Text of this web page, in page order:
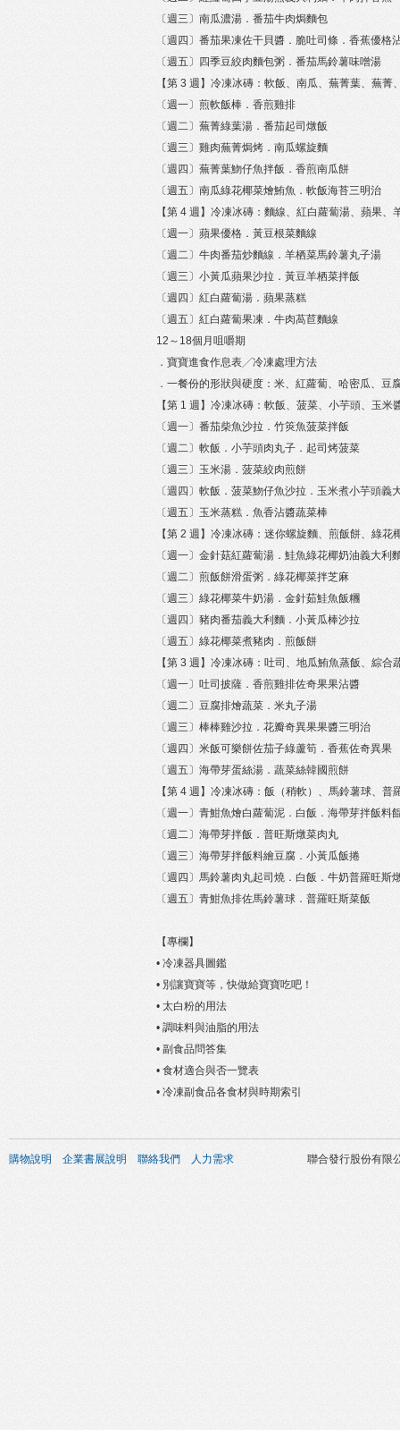
〔週三〕南瓜濃湯．番茄牛肉焗麵包
〔週四〕番茄果凍佐干貝醬．脆吐司條．香蕉優格
〔週五〕四季豆絞肉麵包粥．番茄馬鈴薯味噌湯
【第 3 週】冷凍冰磚：軟飯、南瓜、蕪菁葉、蕪菁
〔週一〕煎軟飯棒．香煎雞排
〔週二〕蕪菁綠葉湯．番茄起司燉飯
〔週三〕雞肉蕪菁焗烤．南瓜螺旋麵
〔週四〕蕪菁葉魩仔魚拌飯．香煎南瓜餅
〔週五〕南瓜綠花椰菜燴鮪魚．軟飯海苔三明治
【第 4 週】冷凍冰磚：麵線、紅白蘿蔔湯、蘋果
〔週一〕蘋果優格．黃豆根菜麵線
〔週二〕牛肉番茄炒麵線．羊栖菜馬鈴薯丸子湯
〔週三〕小黃瓜蘋果沙拉．黃豆羊栖菜拌飯
〔週四〕紅白蘿蔔湯．蘋果蒸糕
〔週五〕紅白蘿蔔果凍．牛肉萵苣麵線
12～18個月咀嚼期
．寶寶進食作息表╱冷凍處理方法
．一餐份的形狀與硬度：米、紅蘿蔔、哈密瓜、豆
【第 1 週】冷凍冰磚：軟飯、菠菜、小芋頭、玉米
〔週一〕番茄柴魚沙拉．竹筴魚菠菜拌飯
〔週二〕軟飯．小芋頭肉丸子．起司烤菠菜
〔週三〕玉米湯．菠菜絞肉煎餅
〔週四〕軟飯．菠菜魩仔魚沙拉．玉米煮小芋頭義
〔週五〕玉米蒸糕．魚香沾醬蔬菜棒
【第 2 週】冷凍冰磚：迷你螺旋麵、煎飯餅、綠
〔週一〕金針菇紅蘿蔔湯．鮭魚綠花椰奶油義大利
〔週二〕煎飯餅滑蛋粥．綠花椰菜拌芝麻
〔週三〕綠花椰菜牛奶湯．金針茹鮭魚飯糰
〔週四〕豬肉番茄義大利麵．小黃瓜棒沙拉
〔週五〕綠花椰菜煮豬肉．煎飯餅
【第 3 週】冷凍冰磚：吐司、地瓜鮪魚蒸飯、綜
〔週一〕吐司披薩．香煎雞排佐奇果果沾醬
〔週二〕豆腐排燴蔬菜．米丸子湯
〔週三〕棒棒雞沙拉．花瓣奇異果果醬三明治
〔週四〕米飯可樂餅佐茄子綠蘆筍．香蕉佐奇異果
〔週五〕海帶芽蛋絲湯．蔬菜絲韓國煎餅
【第 4 週】冷凍冰磚：飯（稍軟）、馬鈴薯球、
〔週一〕青魽魚燴白蘿蔔泥．白飯．海帶芽拌飯料
〔週二〕海帶芽拌飯．普旺斯燉菜肉丸
〔週三〕海帶芽拌飯料繪豆腐．小黃瓜飯捲
〔週四〕馬鈴薯肉丸起司燒．白飯．牛奶普羅旺斯
〔週五〕青魽魚排佐馬鈴薯球．普羅旺斯菜飯
【專欄】
• 冷凍器具圖鑑
• 別讓寶寶等，快做給寶寶吃吧！
• 太白粉的用法
• 調味料與油脂的用法
• 副食品問答集
• 食材適合與否一覽表
• 冷凍副食品各食材與時期索引
購物說明 企業書展說明 聯絡我們 人力需求 聯合發行股份有限